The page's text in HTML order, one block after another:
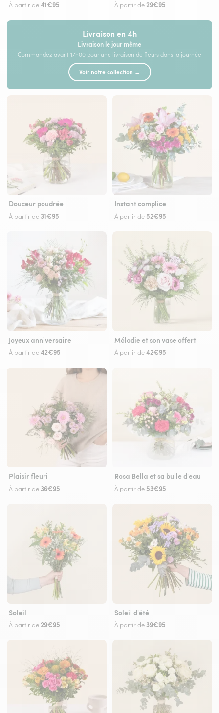
À partir de41€95 À partir de29€95
Livraison en 4h
Livraison le jour même
Commandez avant 17h00 pour une livraison de fleurs dans la journée
Voir notre collection →
Douceur poudrée
À partir de 31€95
Instant complice
À partir de 52€95
Joyeux anniversaire
À partir de42€95
Mélodie et son vase offert
À partir de42€95
Plaisir fleuri
À partir de 36€95
Rosa Bella et sa bulle d'eau
À partir de 53€95
Soleil
À partir de 29€95
Soleil d'été
À partir de 39€95